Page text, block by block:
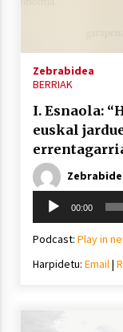
Zebrabidea
BERRIAK
I. Esnaola:
euskal
Soinu
erreproduzigailua
00:00
Podcast: Play in
Harpidetu: Email|